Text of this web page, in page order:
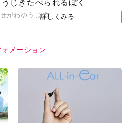
うじきたべられるぼく
がわゆうじ 作詳しくみる
ォメーション